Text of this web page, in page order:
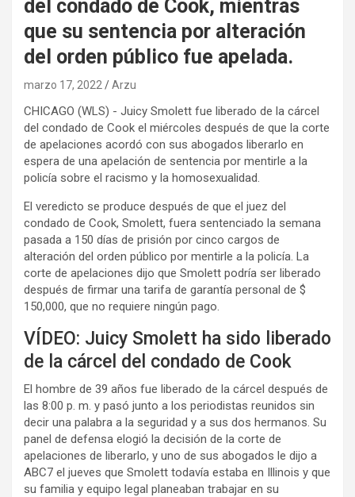
del condado de Cook, mientras
que su sentencia por alteración
del orden público fue apelada.
marzo 17, 2022 Arzu
CHICAGO (WLS) - Juicy Smolett fue liberado de la cárcel
del condado de Cook el miércoles después de que la corte
de apelaciones acordó con sus abogados liberarlo en
espera de una apelación de sentencia por mentirle a la
policía sobre el racismo y la homosexualidad.
El veredicto se produce después de que el juez del
condado de Cook, Smolett, fuera sentenciado la semana
pasada a 150 días de prisión por cinco cargos de
alteración del orden público por mentirle a la policía. La
corte de apelaciones dijo que Smolett podría ser liberado
después de firmar una tarifa de garantía personal de $
150,000, que no requiere ningún pago.
VÍDEO: Juicy Smolett ha sido liberado
de la cárcel del condado de Cook
El hombre de 39 años fue liberado de la cárcel después de
las 8:00 p. m. y pasó junto a los periodistas reunidos sin
decir una palabra a la seguridad y a sus dos hermanos. Su
panel de defensa elogió la decisión de la corte de
apelaciones de liberarlo, y uno de sus abogados le dijo a
ABC7 el jueves que Smolett todavía estaba en Illinois y que
su familia y equipo legal planeaban trabajar en su